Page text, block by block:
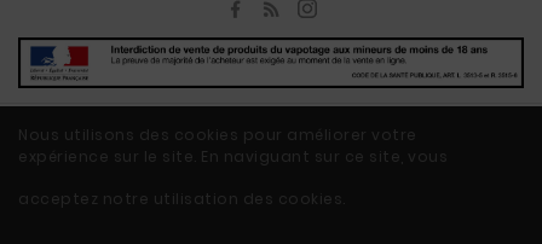
Nous utilisons des cookies pour améliorer votre
expérience sur le site. En naviguant sur ce site, vous
acceptez notre utilisation des cookies.